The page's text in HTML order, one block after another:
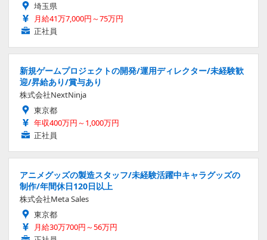
埼玉県
月給41万7,000円～75万円
正社員
新規ゲームプロジェクトの開発/運用ディレクター/未経験歓
迎/昇給あり/賞与あり
株式会社NextNinja
東京都
年収400万円～1,000万円
正社員
アニメグッズの製造スタッフ/未経験活躍中キャラグッズの
制作/年間休日120日以上
株式会社Meta Sales
東京都
月給30万700円～56万円